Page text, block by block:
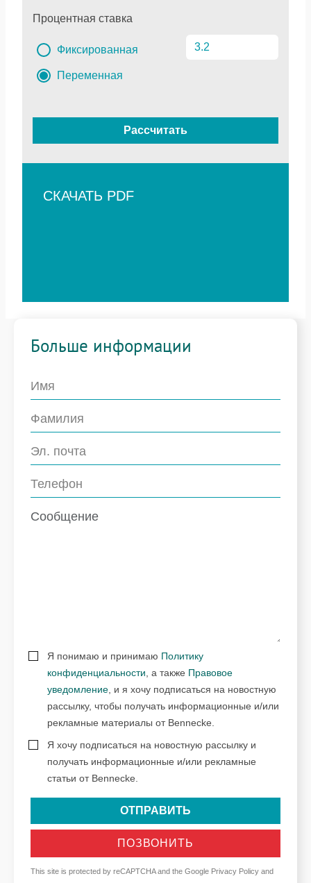
Процентная ставка
Фиксированная
Переменная
Рассчитать
СКАЧАТЬ PDF
Больше информации
Я понимаю и принимаю Политику
конфиденциальности , а также Правовое
уведомление , и я хочу подписаться на новостную
рассылку, чтобы получать информационные и/или
рекламные материалы от Bennecke.
Я хочу подписаться на новостную рассылку и
получать информационные и/или рекламные
статьи от Bennecke.
ОТПРАВИТЬ
ПОЗВОНИТЬ
This site is protected by reCAPTCHA and the Google Privacy Policy and